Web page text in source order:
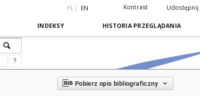
PL EN Kontrast Udostępnij
INDEKSY HISTORIA PRZEGLĄDANIA
?
Pobierz opis bibliograficzny